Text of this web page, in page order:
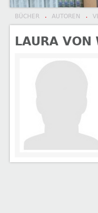
BÜCHER · AUTOREN ·
LAURA VON
←Giuseppe Fiori Werner